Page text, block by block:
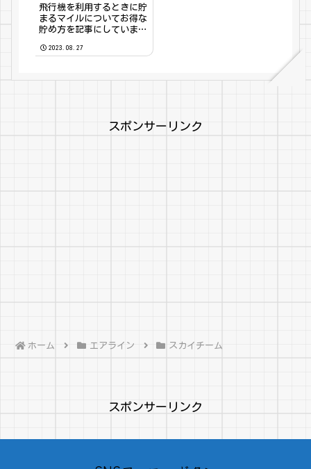
飛行機を利用するときに貯
まるマイルについてお得な
貯め方を記事にしていま
の方法も述べます。
2023.08.27
スポンサーリンク
ホーム エアライン スカイチーム
スポンサーリンク